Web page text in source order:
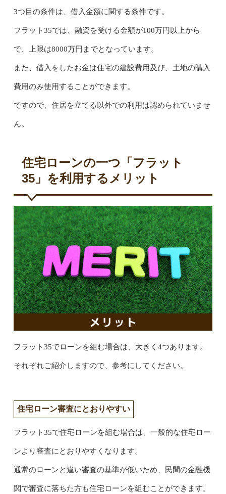
3つ目の条件は、借入金額に関する条件です。
フラット35では、融資を受ける金額が100万円以上から
で、上限は8000万円までとなっています。
また、借入をしたお金は住宅の建設費用及び、土地の購入
費用のみ使用することができます。
ですので、住居を立てる以外での利用は認められていませ
ん。
住宅ローンの一つ「フラット
35」を利用するメリット
フラット35でローンを組む場合は、大きく4つあります。
それぞれご紹介しますので、参考にしてください。
住宅ローン審査にとおりやすい
フラット35で住宅ローンを組む場合は、一般的な住宅ロー
ンより審査にとおりやすくなります。
通常のローンと違い審査の基準が低いため、民間の金融機
関で審査に落ちた方も住宅ローンを組むことができます。